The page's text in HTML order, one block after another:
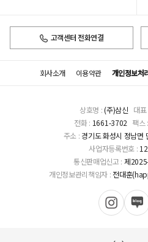
고객센터 전화연결
회사소개 이용약관 개인정보처
상호명 :(주)삼신 대표
전화 : 1661-3702 팩스 :
주소 : 경기도 화성시 정남
사업자등록번호 :
통신판매업신고 : 제
개인정보관리책임자 : 전대훈